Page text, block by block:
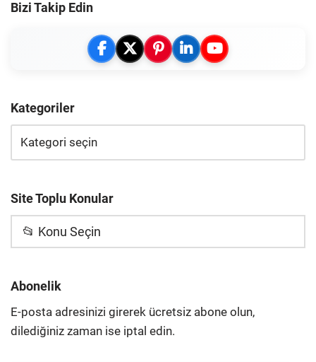
Bizi Takip Edin
Kategoriler
Site Toplu Konular
📂 Konu Seçin
Abonelik
E-posta adresinizi girerek ücretsiz abone olun,
dilediğiniz zaman ise iptal edin.